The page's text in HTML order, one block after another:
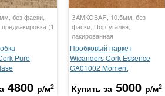
без фаски,
(1
Pure
4800 р/м2
ЗАМКОВАЯ, 10.5мм, без
фаски, Португалия,
лакированная
Пробковый паркет
Wicanders Cork Essence
GA01002 Moment
Купить за 5000 р/м2